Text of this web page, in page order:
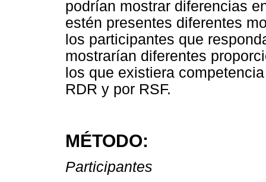
podrían mostrar diferencias
estén presentes diferentes
los participantes que
mostrarían diferentes
los que existiera
RDR y por RSF.
MÉTODO:
Participantes